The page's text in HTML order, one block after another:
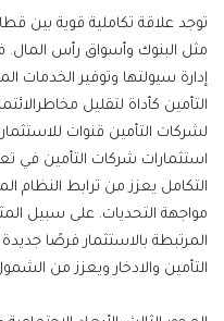
توجد علاقة تكاملية قوية بين
مثل البنوك وأسواق رأس المال.
إدارة سيولتها وتوفير الخدمات
التأمين كأداة لتقليل مخاطر
لشركات التأمين قنوات
استثمارات شركات التأمين في
التكامل يعزز من ترابط النظام
مواجهة التحديات. على سبيل
المرتبطة بالاستثمار فرصًا
التأمين والادخار ويعزز من